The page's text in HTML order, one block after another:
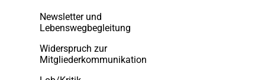
Newsletter und
Lebenswegbegleitung
Widerspruch zur
Mitgliederkommunikation